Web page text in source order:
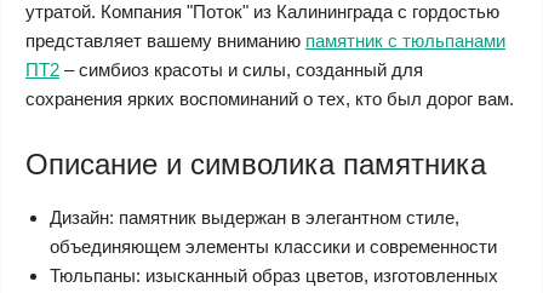
утратой. Компания "Поток" из Калининграда с гордостью
представляет вашему вниманию памятник с тюльпанами
ПТ2 – симбиоз красоты и силы, созданный для
сохранения ярких воспоминаний о тех, кто был дорог вам.
Описание и символика памятника
Дизайн: памятник выдержан в элегантном стиле,
объединяющем элементы классики и современности
Тюльпаны: изысканный образ цветов, изготовленных